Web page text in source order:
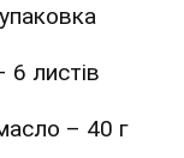
6 листів
– 40 г